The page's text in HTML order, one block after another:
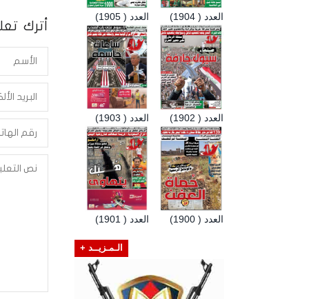
أترك
العدد ( 1905) العدد ( 1904)
العدد ( 1903) العدد ( 1902)
العدد ( 1901) العدد ( 1900)
الـمـزيــد +